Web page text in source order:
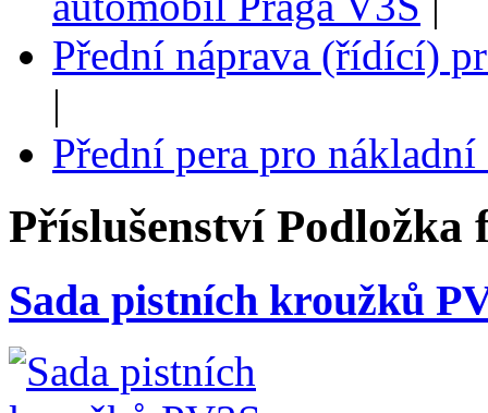
Přední náprava (řídící)
|
Přední pera pro
Příslušenství Podložka
Sada pistních kroužků